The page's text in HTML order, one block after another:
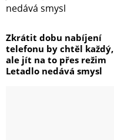
Zkrátit dobu nabíjení
telefonu by chtěl každý,
ale jít na to přes režim
Letadlo nedává smysl